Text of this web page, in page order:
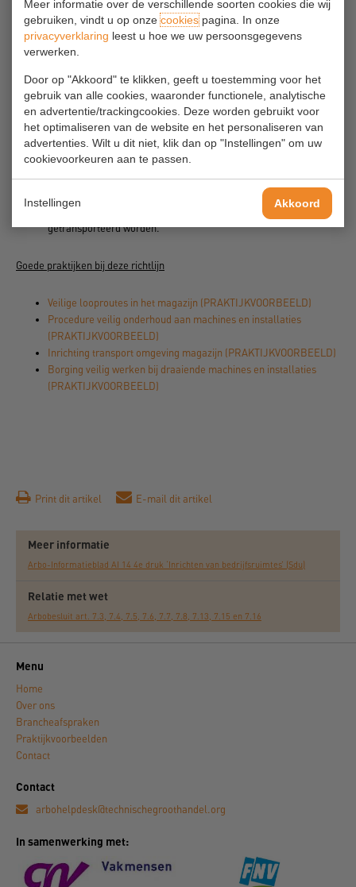
Meer informatie over de verschillende soorten cookies die wij
gebruiken, vindt u op onzecookiespagina. In onze
privacyverklaring leest u hoe we uw persoonsgegevens
verwerken.
Door op "Akkoord" te klikken, geeft u toestemming voor het
gebruik van alle cookies, waaronder functionele, analytische
en advertentie/trackingcookies. Deze worden gebruikt voor
het optimaliseren van de website en het personaliseren van
advertenties. Wilt u dit niet, klik dan op "Instellingen" om uw
cookievoorkeuren aan te passen.
Instellingen Akkoord
een goed zichtbare en snel bereikbare noodstopvoorziening
aanwezig te zijn.
Draaiende delen met knelgevaar of gevaar om gegrepen te
ongelukkig handelen geen gevaar ontstaat (denk aan: ergens
tegen aan leunen, struikelen of een stremming proberen te
verhelpen).
Het verhelpen van storingen/reparaties van transportbanen
gebeurt met uitgeschakelde installatie waarbij ongewenst
inschakelen onmogelijk gemaakt is.
Bij plaatsen waar personen over of onder transportbanen door
gaan, zijn voorzieningen aangebracht zodat zij niet geraakt
kunnen worden door bewegende delen of voorwerpen die
getransporteerd worden.
Goede praktijken bij deze richtlijn
Veilige looproutes in het magazijn (PRAKTIJKVOORBEELD)
Procedure veilig onderhoud aan machines en installaties
(PRAKTIJKVOORBEELD)
Inrichting transport omgeving magazijn (PRAKTIJKVOORBEELD)
Borging veilig werken bij draaiende machines en installaties
(PRAKTIJKVOORBEELD)
Print dit artikel E-mail dit artikel
Meer informatie
Arbo-Informatieblad AI 14 4e druk ‘Inrichten van bedrijfsruimtes’ (Sdu)
Relatie met wet
Arbobesluit art. 7.3, 7.4, 7.5, 7.6, 7.7, 7.8, 7.13, 7.15 en 7.16
Menu
Home
Over ons
Brancheafspraken
Praktijkvoorbeelden
Contact
Contact
arbohelpdesk@technischegroothandel.org
In samenwerking met: